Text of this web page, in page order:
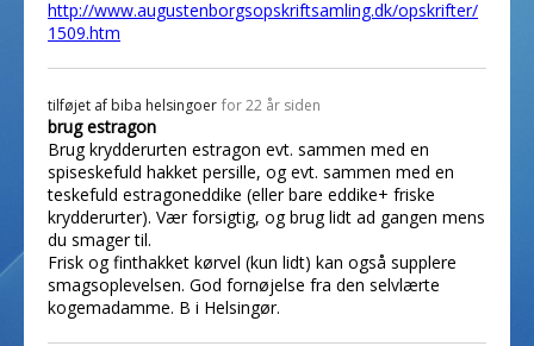
http://www.augustenborgsopskriftsamling.dk/opskrifter/
1509.htm
tilføjet af biba helsingoer for 22 år siden
brug estragon
Brug krydderurten estragon evt. sammen med en
spiseskefuld hakket persille, og evt. sammen med en
teskefuld estragoneddike (eller bare eddike+ friske
krydderurter). Vær forsigtig, og brug lidt ad gangen mens
du smager til.
Frisk og finthakket kørvel (kun lidt) kan også supplere
smagsoplevelsen. God fornøjelse fra den selvlærte
kogemadamme. B i Helsingør.